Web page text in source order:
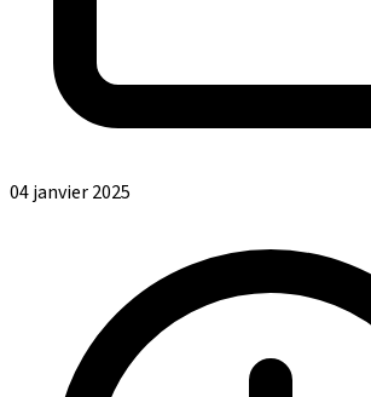
04 janvier 2025